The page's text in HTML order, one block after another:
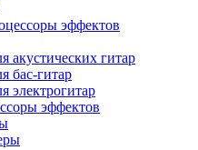
эффектов
акустических гитар
бас-гитар
электрогитар
эффектов